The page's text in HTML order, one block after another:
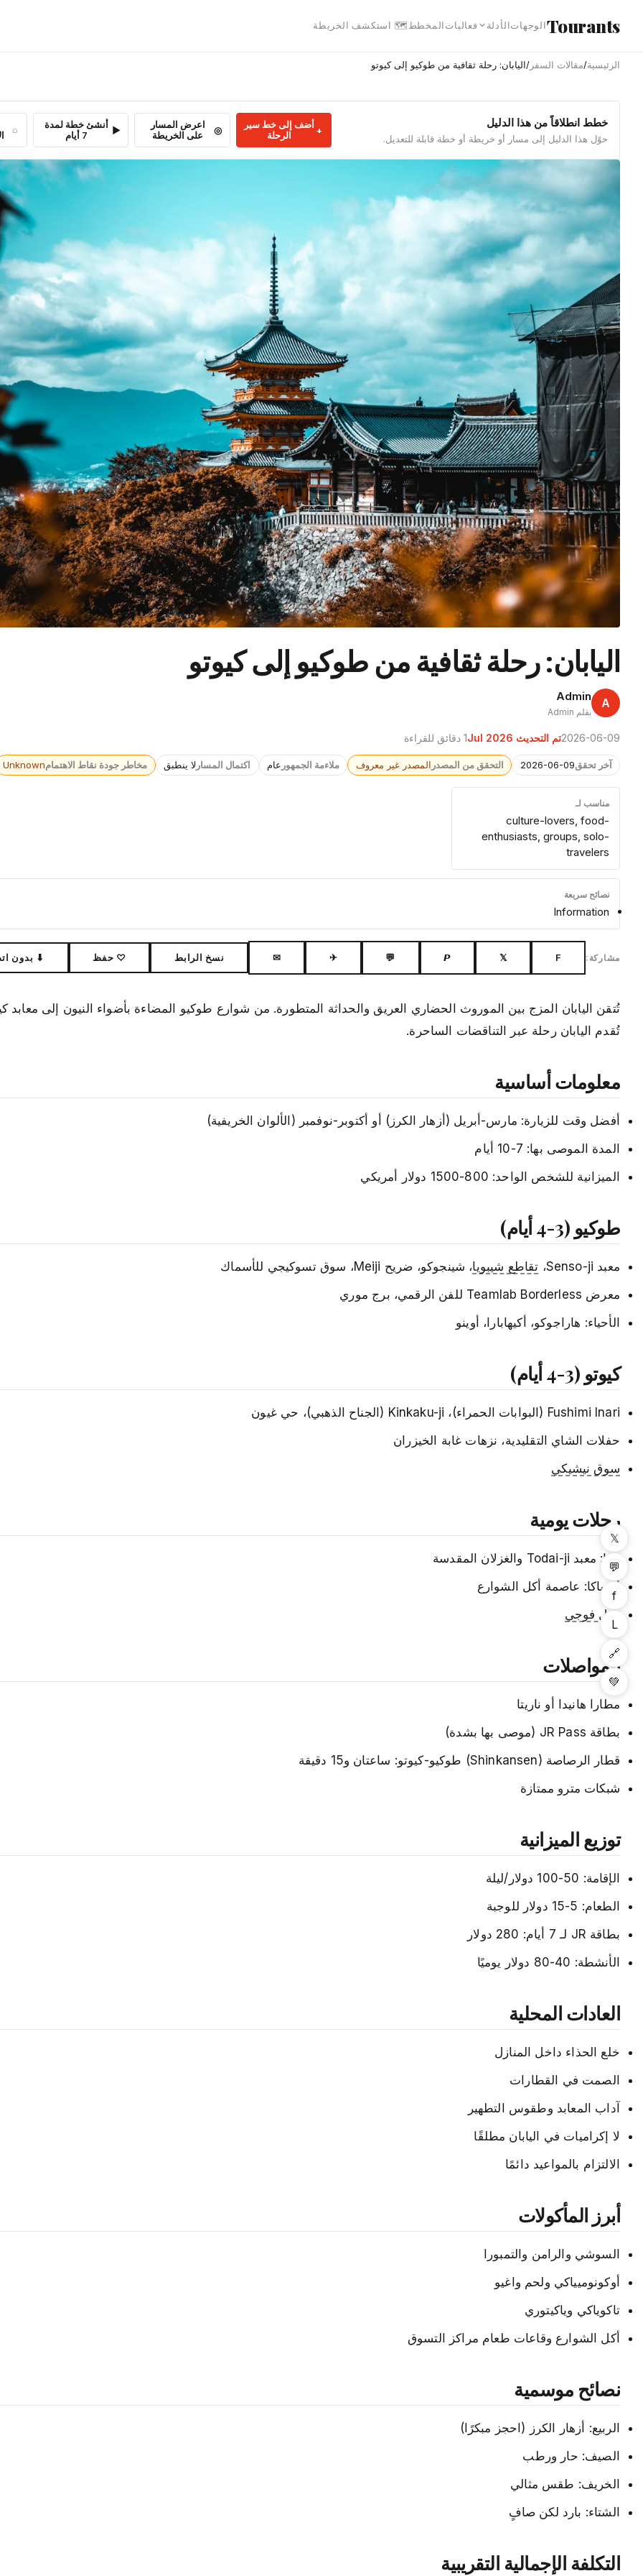
Tourantsالوجهاتالأدلة فعالياتالمخطط 🗺 استكشف الخريطة
الرئيسية/مقالات السفر /اليابان: رحلة ثقافية من طوكيو إلى كيوتو
خطط انطلاقاً من هذا الدليل
حوّل هذا الدليل إلى مسار أو خريطة أو خطة قابلة للتعديل.
أضف إلى خط سير
الرحلة
اعرض المسار
على الخريطة
أنشئ خطة لمدة
7 أيام
اليابان: رحلة ثقافية من طوكيو إلى كيوتو
A
Admin
بقلم Admin
2026-06-09تم التحديث Jul 2026 1 دقائق للقراءة
آخر تحقق2026-06-09 التحقق من المصدر المصدر غير معروف ملاءمة الجمهور عام اكتمال المسار لا ينطبق مخاطر جودة نقاط الاهتمامUnknown
مناسب لـ
culture-lovers, food-
enthusiasts, groups, solo-
travelers
نصائح سريعة
Information
مشاركة: F
𝕏
𝙋
💬
✈
✉ نسخ الرابط ♡ حفظ ⬇ بدون
تُتقن اليابان المزج بين الموروث الحضاري العريق والحداثة المتطورة. من شوارع طوكيو المضاءة بأضواء النيون إلى معابد
تُقدم اليابان رحلة عبر التناقضات الساحرة.
معلومات أساسية
أفضل وقت للزيارة: مارس-أبريل (أزهار الكرز) أو أكتوبر-نوفمبر (الألوان الخريفية)
المدة الموصى بها: 7-10 أيام
الميزانية للشخص الواحد: 800-1500 دولار أمريكي
طوكيو (3-4 أيام)
معبد Senso-ji، تقاطع شيبويا، شينجوكو، ضريح Meiji، سوق تسوكيجي للأسماك
معرض Teamlab Borderless للفن الرقمي، برج موري
الأحياء: هاراجوكو، أكيهابارا، أوينو
كيوتو (3-4 أيام)
Fushimi Inari (البوابات الحمراء)، Kinkaku-ji (الجناح الذهبي)، حي غيون
حفلات الشاي التقليدية، نزهات غابة الخيزران
سوق نيشيكي
رحلات يومية
نارا: معبد Todai-ji والغزلان المقدسة
أوساكا: عاصمة أكل الشوارع
جبل فوجي
المواصلات
مطارا هانيدا أو ناريتا
بطاقة JR Pass (موصى بها بشدة)
قطار الرصاصة (Shinkansen) طوكيو-كيوتو: ساعتان و15 دقيقة
شبكات مترو ممتازة
توزيع الميزانية
الإقامة: 50-100 دولار/ليلة
الطعام: 5-15 دولار للوجبة
بطاقة JR لـ 7 أيام: 280 دولار
الأنشطة: 40-80 دولار يوميًا
العادات المحلية
خلع الحذاء داخل المنازل
الصمت في القطارات
آداب المعابد وطقوس التطهير
لا إكراميات في اليابان مطلقًا
الالتزام بالمواعيد دائمًا
أبرز المأكولات
السوشي والرامن والتمبورا
أوكونوميياكي ولحم واغيو
تاكوياكي وياكيتوري
أكل الشوارع وقاعات طعام مراكز التسوق
نصائح موسمية
الربيع: أزهار الكرز (احجز مبكرًا)
الصيف: حار ورطب
الخريف: طقس مثالي
الشتاء: بارد لكن صافٍ
التكلفة الإجمالية التقريبية
𝕏
💬
f
L
🔗
💚